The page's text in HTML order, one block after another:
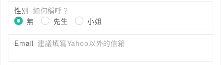
性別 如何稱呼？
無
先生 小姐
Email 建議填寫Yahoo以外的信箱